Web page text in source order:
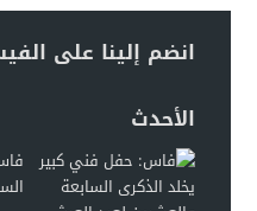
انضم إلينا على
الأحدث